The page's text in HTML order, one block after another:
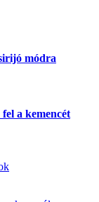
módra
a kemencét